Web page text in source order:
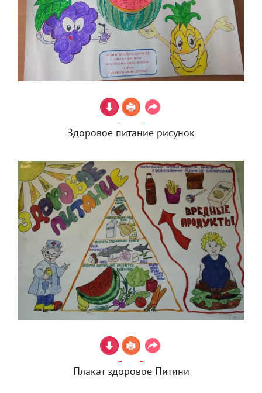
Здоровое питание рисунок
Плакат здоровое Питини